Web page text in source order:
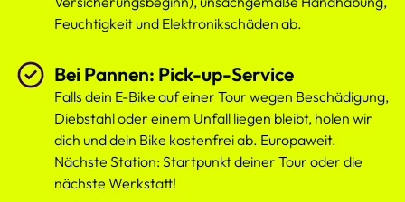
Feuchtigkeit und Elektronikschäden ab.
Bei Pannen: Pick-up-Service
Falls dein E-Bike auf einer Tour wegen Beschädigung,
Diebstahl oder einem Unfall liegen bleibt, holen wir
dich und dein Bike kostenfrei ab. Europaweit.
Nächste Station: Startpunkt deiner Tour oder die
nächste Werkstatt!